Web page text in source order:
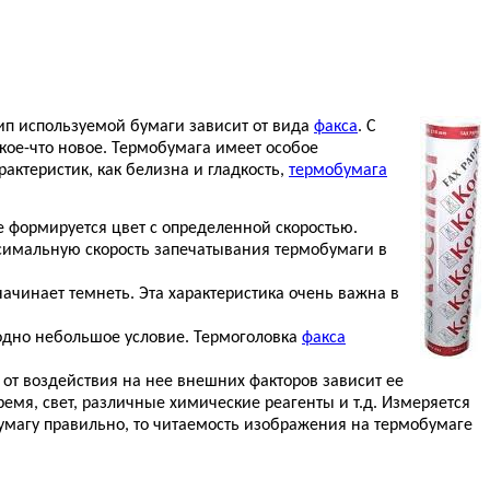
используемой бумаги зависит от вида факса. С
что новое. Термобумага имеет особое
как белизна и гладкость, термобумага
цвет с определенной скоростью.
скорость запечатывания термобумаги в
темнеть. Эта характеристика очень важна в
небольшое условие. Термоголовка факса
от воздействия на нее внешних факторов зависит ее
свет, различные химические реагенты и т.д. Измеряется
правильно, то читаемость изображения на термобумаге